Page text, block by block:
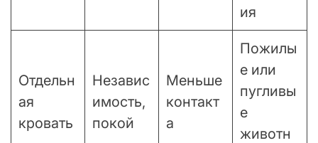
ия
Отдельн
ая
кровать
Независ
имость,
покой
Меньше
контакт
а
Пожилы
е или
пугливы
е
животн